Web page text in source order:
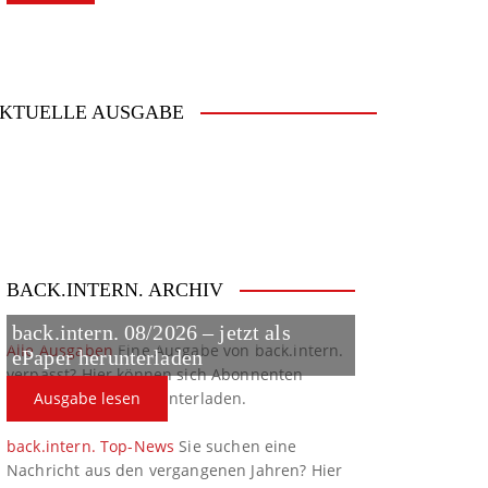
AUSGABE
back.intern. 08/2026 – jetzt als
ePaper herunterladen
Ausgabe lesen
BACK.INTERN. ARCHIV
Alle AusgabenEine Ausgabe von back.intern.
verpasst? Hier können sich Abonnenten
ältere Ausgaben herunterladen.
back.intern. Top-News Sie suchen eine
Nachricht aus den vergangenen Jahren? Hier